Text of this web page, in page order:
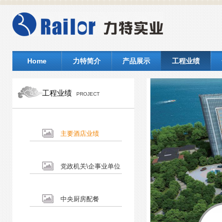
Home 力特简介 产品展示 工程业绩
工程业绩 PROJECT
主要酒店业绩
党政机关\企事业单位
中央厨房配餐